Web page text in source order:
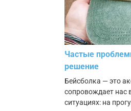
Частые
решение
Бейсболка — это
сопровождает нас
ситуациях: на